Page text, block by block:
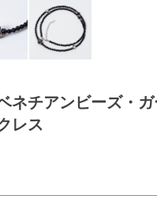
ネチアンビーズ・
レス